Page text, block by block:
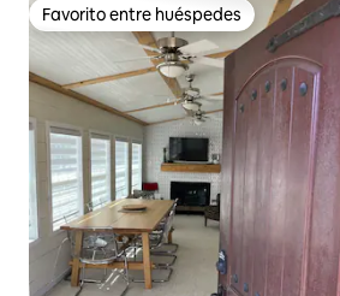
Favorito entre huéspedes
Favorito entre huéspedes